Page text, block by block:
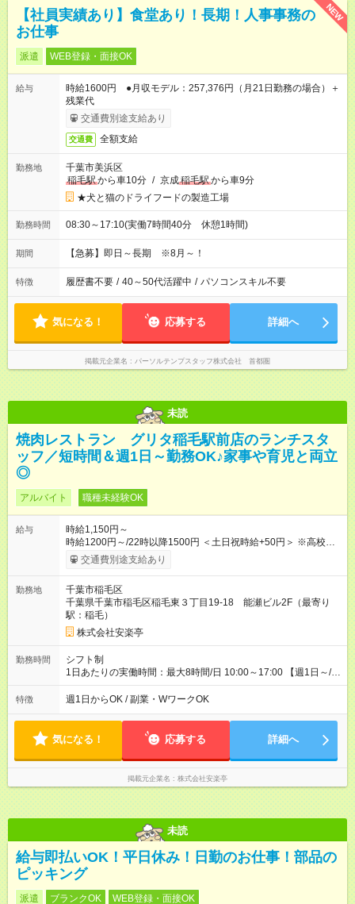
NEW
【社員実績あり】食堂あり！長期！人事事務の
お仕事
派遣 WEB登録・面接OK
給与
時給1600円 ●月収モデル：257,376円（月21日勤務の場合）＋
残業代
交通費別途支給あり
交通費 全額支給
勤務地
千葉市美浜区
稲毛駅から車10分 / 京成稲毛駅から車9分
★犬と猫のドライフードの製造工場
勤務時間 08:30～17:10(実働7時間40分 休憩1時間)
期間 【急募】即日～長期 ※8月～！
特徴 履歴書不要 / 40～50代活躍中 / パソコンスキル不要
気になる！ 応募する 詳細へ
掲載元企業名 パーソルテンプスタッフ株式会社 首都圏
未読
焼肉レストラン グリタ稲毛駅前店のランチスタ
ッフ／短時間＆週1日～勤務OK♪家事や育児と両立
◎
アルバイト 職種未経験OK
給与
時給1,150円～
時給1200円～/22時以降1500円 ＜土日祝時給+50円＞ ※高校生
時給1150円 【試用期間】試用期間あり 試用期間の長さ：12ヶ
月 雇用形態、給与は本採用時と同じです。 ※最大12ヶ月の間
交通費別途支給あり
勤務地
千葉市稲毛区
千葉県千葉市稲毛区稲毛東３丁目19-18 能瀬ビル2F（最寄り
駅：稲毛）
株式会社安楽亭
勤務時間
シフト制
1日あたりの実働時間：最大8時間/日 10:00～17:00 【週1日～/1
日3時間～OK！】 ＊レギュラー勤務ももちろん大歓迎！ 「子ど
ものお迎えまでの時間」 「ランチタイムだけ」 など、家庭の予
談可能◎
特徴 週1日からOK / 副業・WワークOK
気になる！ 応募する 詳細へ
掲載元企業名 株式会社安楽亭
未読
給与即払いOK！平日休み！日勤のお仕事！部品の
ピッキング
派遣 ブランクOK WEB登録・面接OK